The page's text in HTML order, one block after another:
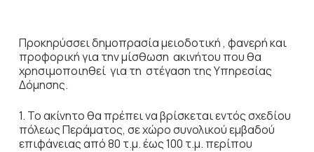
Προκηρύσσει δημοπρασία μειοδοτική , φανερή και
προφορική για την μίσθωση ακινήτου που θα
χρησιμοποιηθεί για τη στέγαση της Υπηρεσίας
Δόμησης.
1. Το ακίνητο θα πρέπει να βρίσκεται εντός σχεδίου
πόλεως Περάματος, σε χώρο συνολικού εμβαδού
επιφάνειας από 80 τ.μ. έως 100 τ.μ. περίπου